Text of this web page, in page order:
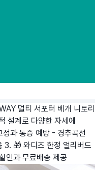
멀티 서포터 베개 니토리
설계로 다양한 자세에
과 통증 예방 - 경추곡선
3. 🎁 와디즈 한정 얼리버드
인과 무료배송 제공